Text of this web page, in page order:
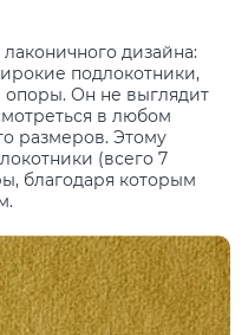
дизайна:
подлокотники,
опоры. Он не выглядит
в любом
размеров. Этому
(всего 7
благодаря которым